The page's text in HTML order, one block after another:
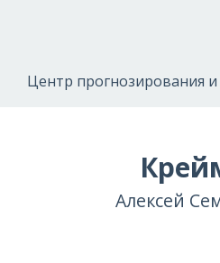
Центр прогнозирования
Алексей